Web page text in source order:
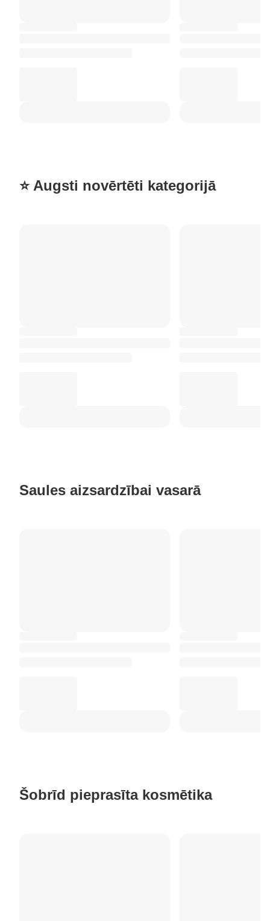
⭐ Augsti novērtēti kategorijā
Saules aizsardzībai vasarā
Šobrīd pieprasīta kosmētika